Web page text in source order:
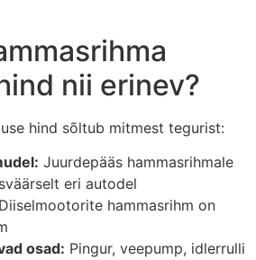
nii erinev?
hind sõltub mitmest tegurist:
Juurdepääs hammasrihmale
eri autodel
Diiselmootorite hammasrihm on
osad: Pingur, veepump, idlerrulli